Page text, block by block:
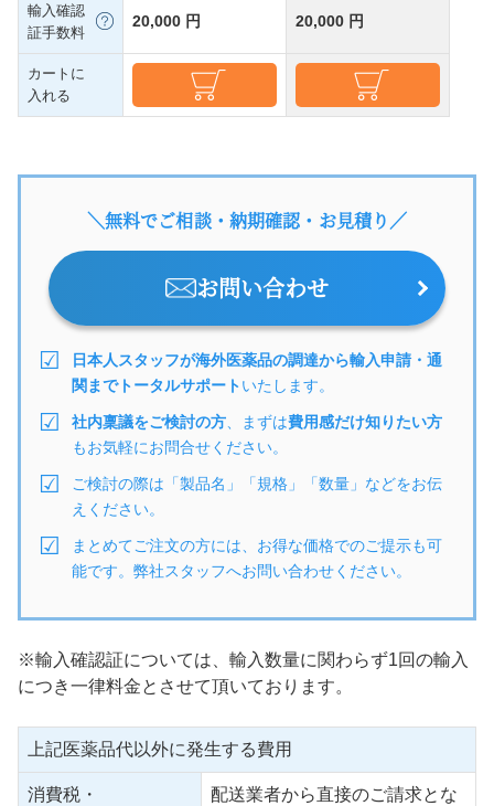
輸入確認
証手数料
20,000 円 20,000 円
カートに
入れる
＼無料でご相談・納期確認・お見積り／
お問い合わせ
日本人スタッフが海外医薬品の調達から輸入申請・通
関までトータルサポートいたします。
社内稟議をご検討の方 、まずは費用感だけ知りたい方
もお気軽にお問合せください。
ご検討の際は「製品名」「規格」「数量」などをお伝
えください。
まとめてご注文の方には、お得な価格でのご提示も可
能です。弊社スタッフへお問い合わせください。
※輸入確認証については、輸入数量に関わらず1回の輸入
につき一律料金とさせて頂いております。
上記医薬品代以外に発生する費用
消費税・
配送業者から直接のご請求とな